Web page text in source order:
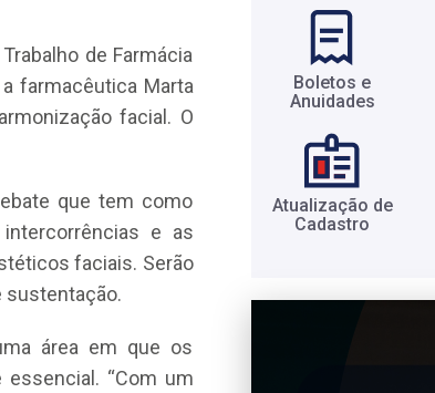
de Farmácia
farmacêutica Marta
facial. O
que tem como
e as
faciais. Serão
sustentação.
área em que os
“Com um
Boletos e
Anuidades​
Atualização de
Cadastro​